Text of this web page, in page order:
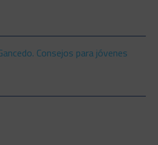
Consejos para jóvenes